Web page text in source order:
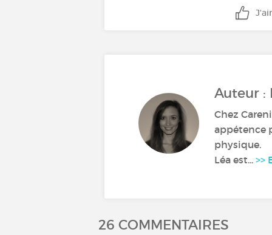
Auteur :
Chez
appétence
physique.
Léa est... >>
26 COMMENTAIRES